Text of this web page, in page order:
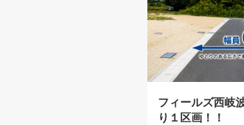
フィールズ西岐
り１区画！！